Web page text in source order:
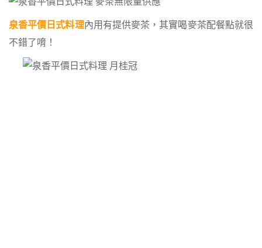
泉香平價日式料理內用有提供麥茶，其實喝麥茶配餐點就很
不錯了唷！